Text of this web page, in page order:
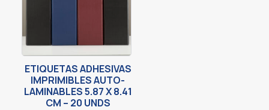
ETIQUETAS ADHESIVAS
IMPRIMIBLES AUTO-
LAMINABLES 5.87 X 8.41
CM – 20 UNDS